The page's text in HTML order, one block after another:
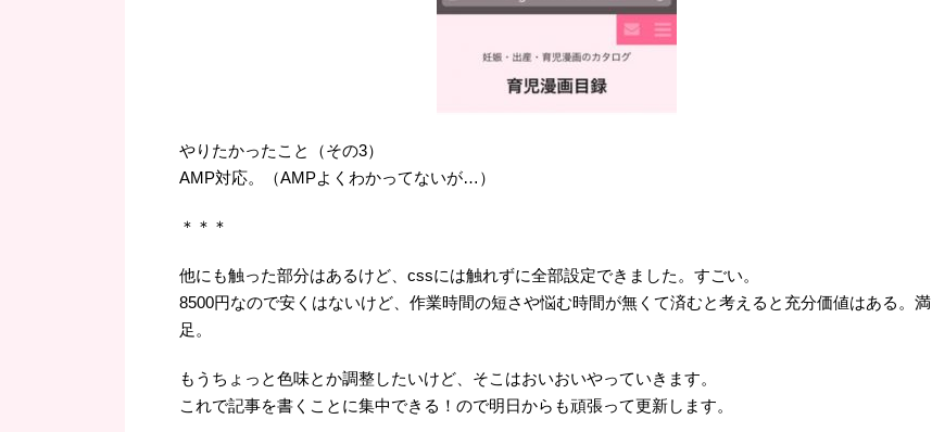
やりたかったこと（その3）
AMP対応。（AMPよくわかってないが…）
＊＊＊
他にも触った部分はあるけど、cssには触れずに全部設定できました。すごい。
8500円なので安くはないけど、作業時間の短さや悩む時間が無くて済むと考えると充分価値はある。満
足。
もうちょっと色味とか調整したいけど、そこはおいおいやっていきます。
これで記事を書くことに集中できる！ので明日からも頑張って更新します。